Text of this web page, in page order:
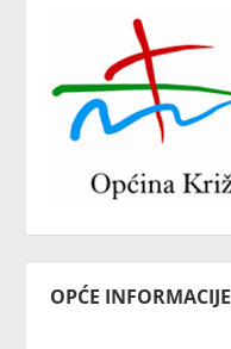
OPĆE INFORMACIJE